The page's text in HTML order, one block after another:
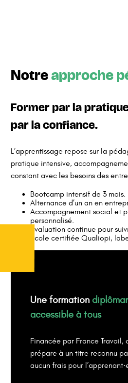
Notreapproche
Former par la
par la confiance.
L’apprentissage repose sur la
pratique intensive,
constant avec les besoins des
Bootcamp intensif de 3 mois.
Alternance d’un an en
Accompagnement social et
personnalisé.
Évaluation continue pour
École certifiée Qualiopi,
Une formation
accessible à tous
Financée par France
prépare à un titre reconnu
aucun frais pour